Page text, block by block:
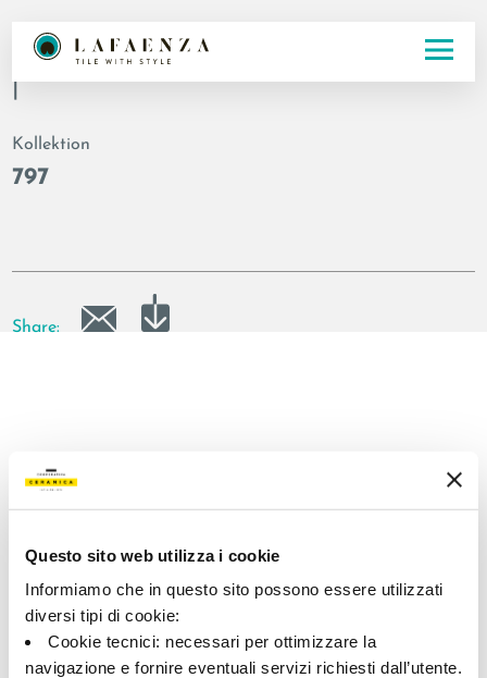
Questo sito web utilizza i cookie
Informiamo che in questo sito possono essere utilizzati
diversi tipi di cookie:
Cookie tecnici: necessari per ottimizzare la
navigazione e fornire eventuali servizi richiesti dall’utente.
Artikelnummer
|
Kollektion
797
Share:
A brand of Cooperativa Ceramica d’Imola
Tel: +39 0542 601601